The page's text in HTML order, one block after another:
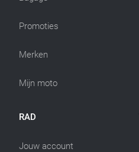
Promoties
Merken
Mijn moto
RAD
Jouw account